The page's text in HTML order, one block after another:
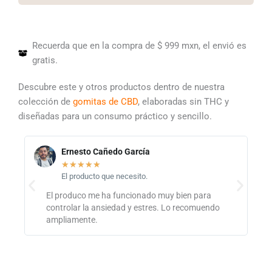
Recuerda que en la compra de $ 999 mxn, el envió es
gratis.
Descubre este y otros productos dentro de nuestra
colección de gomitas de CBD, elaboradas sin THC y
diseñadas para un consumo práctico y sencillo.
Ernesto Cañedo García
★★★★★
El producto que necesito.
El produco me ha funcionado muy bien para
controlar la ansiedad y estres. Lo recomuendo
ampliamente.